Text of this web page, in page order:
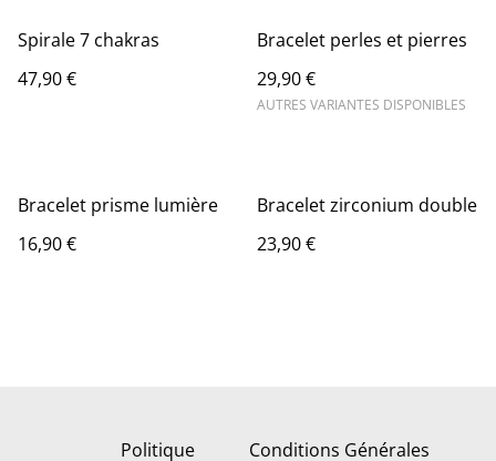
Spirale 7 chakras
47,90 €
Bracelet perles et pierres
29,90 €
AUTRES VARIANTES DISPONIBLES
Bracelet prisme lumière
16,90 €
Bracelet zirconium double
23,90 €
Politique
Conditions Générales